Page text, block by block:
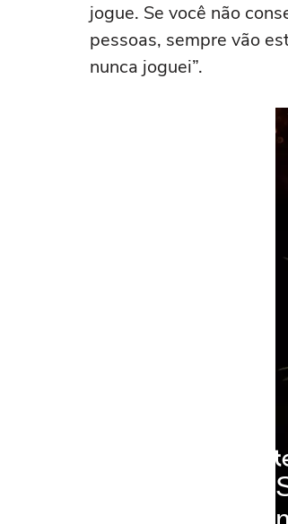
jogue. Se você não
pessoas, sempre vão
nunca joguei”.